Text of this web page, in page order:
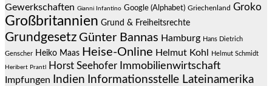
Gewerkschaften Gianni Infantino Google (Alphabet) Griechenland Groko
Großbritannien Grund & Freiheitsrechte
Grundgesetz Günter Bannas Hamburg Hans Dietrich
Genscher Heiko Maas Heise-Online Helmut Kohl Helmut Schmidt
Heribert Prantl Horst Seehofer Immobilienwirtschaft
Impfungen Indien Informationsstelle Lateinamerika